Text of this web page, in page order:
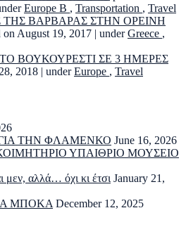
Europe B , Transportation , Travel
ΤΗΣ ΒΑΡΒΑΡΑΣ ΣΤΗΝ ΟΡΕΙΝΗ
on August 19, 2017 | underGreece ,
ΒΟΥΚΟΥΡΕΣΤΙ ΣΕ 3 ΗΜΕΡΕΣ
2018 | underEurope , Travel
ΤΗΝ ΦΛΑΜΕΝΚΟ June 16, 2026
ΥΠΑΙΘΡΙΟ ΜΟΥΣΕΙΟ
αλλά… όχι κι έτσι January 21,
ΜΠΟΚΑ December 12, 2025